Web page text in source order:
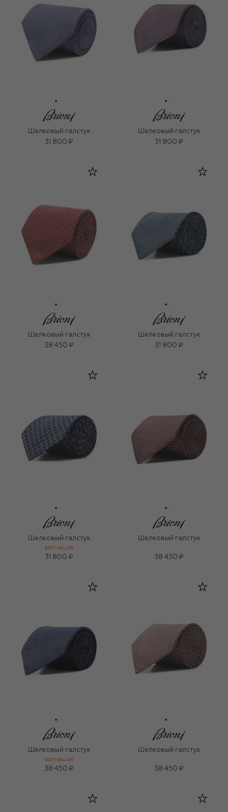
Шелковый галстук
31 800 ₽
Шелковый галстук
31 800 ₽
Шелковый галстук
38 450 ₽
Шелковый галстук
31 800 ₽
Шелковый галстук
BEST-SELLER
31 800 ₽
Шелковый галстук
38 450 ₽
Шелковый галстук
BEST-SELLER
38 450 ₽
Шелковый галстук
38 450 ₽